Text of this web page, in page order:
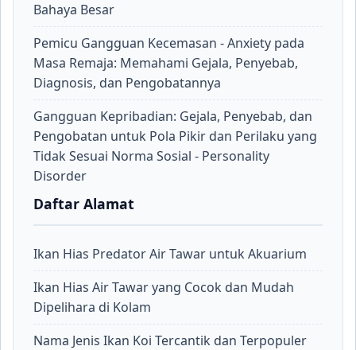
Bahaya Besar
Pemicu Gangguan Kecemasan - Anxiety pada
Masa Remaja: Memahami Gejala, Penyebab,
Diagnosis, dan Pengobatannya
Gangguan Kepribadian: Gejala, Penyebab, dan
Pengobatan untuk Pola Pikir dan Perilaku yang
Tidak Sesuai Norma Sosial - Personality
Disorder
Daftar Alamat
Ikan Hias Predator Air Tawar untuk Akuarium
Ikan Hias Air Tawar yang Cocok dan Mudah
Dipelihara di Kolam
Nama Jenis Ikan Koi Tercantik dan Terpopuler